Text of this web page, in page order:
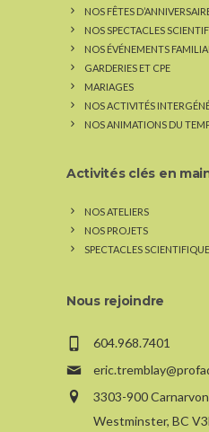
NOS FÊTES
NOS SPECTACLES
NOS ÉVÉNEMENTS
GARDERIES ET CPE
MARIAGES
NOS ACTIVITÉS
NOS ANIMATIONS DU
Activités clés en
NOS ATELIERS
NOS PROJETS
SPECTACLES
Nous rejoindre
604.968.7401
3303-900
Westminster, BC